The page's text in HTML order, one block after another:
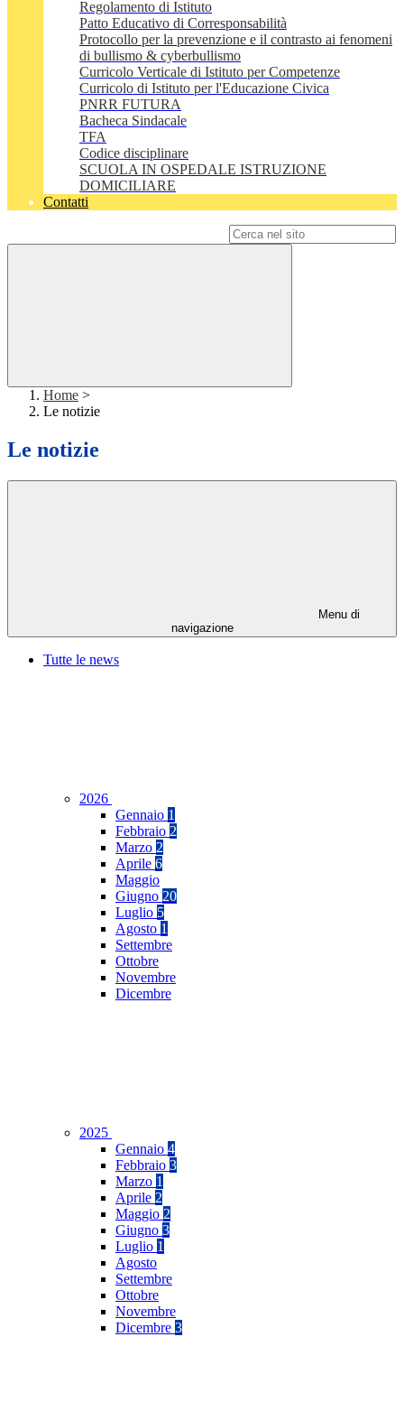
Regolamento di Istituto
Patto Educativo di Corresponsabilità
Protocollo per la prevenzione e il contrasto ai fenomeni
di bullismo & cyberbullismo
Curricolo Verticale di Istituto per Competenze
Curricolo di Istituto per l'Educazione Civica
PNRR FUTURA
Bacheca Sindacale
TFA
Codice disciplinare
SCUOLA IN OSPEDALE ISTRUZIONE
DOMICILIARE
Contatti
Home >
Le notizie
Le notizie
Menu di
navigazione
Tutte le news
2026
Gennaio 1
Febbraio 2
Marzo 2
Aprile 6
Maggio
Giugno 20
Luglio 5
Agosto 1
Settembre
Ottobre
Novembre
Dicembre
2025
Gennaio 4
Febbraio 3
Marzo 1
Aprile 2
Maggio 2
Giugno 3
Luglio 1
Agosto
Settembre
Ottobre
Novembre
Dicembre 3